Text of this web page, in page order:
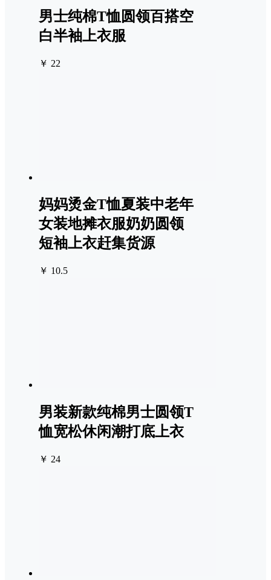
男士纯棉T恤圆领百搭空
白半袖上衣服
￥ 22
妈妈烫金T恤夏装中老年
女装地摊衣服奶奶圆领
短袖上衣赶集货源
￥ 10.5
男装新款纯棉男士圆领T
恤宽松休闲潮打底上衣
￥ 24